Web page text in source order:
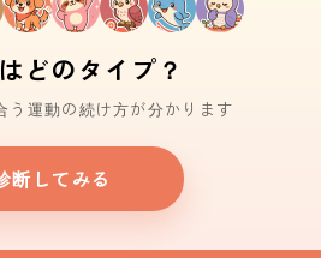
どのタイプ？
う運動の続け方が分かります
断してみる